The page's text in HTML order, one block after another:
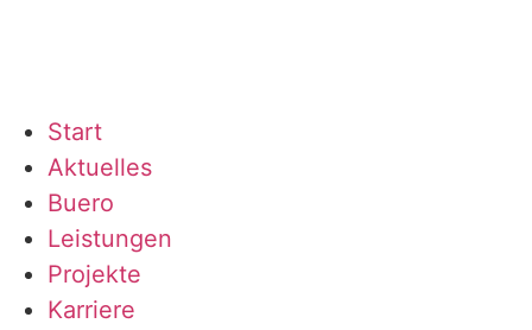
Start
Aktuelles
Buero
Leistungen
Projekte
Karriere